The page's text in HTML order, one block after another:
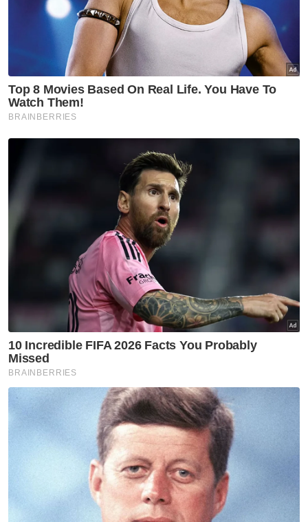
Turut kelihatan Ketua Setiausaha PH yang
juga Menteri Dalam Negeri Datuk Seri
Saifuddin Nasution Ismail, Ketua Penerangan
PKR yang juga Menteri Komunikasi Datuk
Fahmi Fadzil serta Ahli Parlimen Kuala
Selangor yang juga Menteri Kesihatan Datuk
Seri Dr Dzulkefly Ahmad.
Bagaimanapun, bekas Menteri Ekonomi
Datuk Seri Rafizi Ramli dan Menteri Sumber
Asli dan Kelestarian Alam, Nik Nazmi Nik
Ahmad dilaporkan tidak hadir dalam taklimat
itu. - Awani
Artikel Berkaitan:
Perdana Menteri Datuk Seri Anwar Ibrahim
[VIDEO] Isu Tribunal Kehakiman antara dibincang
dalam pertemuan tertutup MP PH bersama PM
Ahli Parlimen PH tiba di Seri Perdana, hadiri
pertemuan tertutup
Muat turun aplikasi Sinar Harian.Klik di sini!